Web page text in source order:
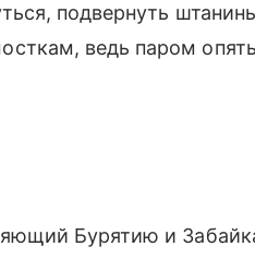
подвернуть
ведь паром
Бурятию и